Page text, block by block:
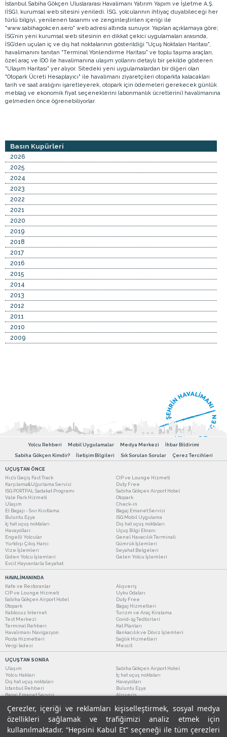
Çerezler, içeriği ve reklamları kişiselleştirmek, sosyal medya
özellikleri sağlamak ve trafiğimizi analiz etmek için
kullanılmaktadır. “Hepsini Kabul Et” seçeneği ile tüm çerezleri
İstanbul Sabiha Gökçen Uluslararası Havalimanı Yatırım Yapım ve İşletme A.Ş.
(İSG), kurumsal web sitesini yeniledi. İSG, yolcularının ihtiyaç duyabileceği her
türlü bilgiyi, yenilenen tasarımı ve zenginleştirilen içeriği ile
"www.sabihagokcen.aero" web adresi altında sunuyor. Yapılan açıklamaya göre;
İSG’nin yeni kurumsal web sitesinin en dikkat çekici uygulamaları arasında,
İSG’den uçulan iç ve dış hat noktalarının gösterildiği "Uçuş Noktaları Haritası",
havalimanını tanıtan "Terminal Yönlendirme Haritası" ve toplu taşıma araçları,
özel araç ve İDO ile havalimanına ulaşım yollarını detaylı bir şekilde gösteren
"Ulaşım Haritası" yer alıyor. Sitedeki yeni uygulamalardan bir diğeri olan
"Otopark Ücreti Hesaplayıcı" ile havalimanı ziyaretçileri otoparkta kalacakları
tarih ve saat aralığını işaretleyerek, otopark için ödemeleri gerekecek günlük
meblağ ve ekonomik fiyat seçeneklerini (abonmanlık ücretlerini) havalimanına
gelmeden önce öğrenebiliyorlar.
Basın Kupürleri
2026
2025
2024
2023
2022
2021
2020
2019
2018
2017
2016
2015
2014
2013
2012
2011
2010
2009
Yolcu Rehberi Mobil Uygulamalar Medya Merkezi
İhbar Bildirimi
Sabiha Gökçen Kimdir?
İletişim Bilgileri Sık Sorulan Sorular Çerez Tercihleri
UÇUŞTAN ÖNCE
Hızlı Geçiş Fast Track
CIP ve Lounge Hizmeti
Karşılama&Uğurlama Servisi
Duty Free
ISG PORTPAL Sadakat Programı
Sabiha Gökçen Airport Hotel
Vale Park Hizmeti
Otopark
Ulaşım
Check-in
El Bagajı - Sıvı Kısıtlama
Bagaj Emanet Servisi
Buluntu Eşya
ISG Mobil Uygulama
İç hat uçuş noktaları
Dış hat uçuş noktaları
Havayolları
Uçuş Bilgi Ekranı
Engelli Yolcular
Genel Havacılık Terminali
Yurtdışı Çıkış Harcı
Gümrük İşlemleri
Vize İşlemleri
Seyahat Belgeleri
Giden Yolcu İşlemleri
Gelen Yolcu İşlemleri
Evcil Hayvanlarla Seyahat
HAVALİMANINDA
Kafe ve Restoranlar
Alışveriş
CIP ve Lounge Hizmeti
Uyku Odaları
Sabiha Gökçen Airport Hotel
Duty Free
Otopark
Bagaj Hizmetleri
Kablosuz İnternet
Turizm ve Araç Kiralama
Test Merkezi
Covid-19 Tedbirleri
Terminal Rehberi
Kat Planları
Havalimanı Navigasyon
Bankacılık ve Döviz İşlemleri
Posta Hizmetleri
Sağlık Hizmetleri
Vergi İadesi
Mescit
UÇUŞTAN SONRA
Ulaşım
Sabiha Gökçen Airport Hotel
Yolcu Hakları
İç hat uçuş noktaları
Dış hat uçuş noktaları
Havayolları
İstanbul Rehberi
Buluntu Eşya
Bagaj Emanet Servisi
Alışveriş